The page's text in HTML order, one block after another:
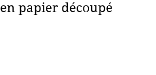
en papier découpé